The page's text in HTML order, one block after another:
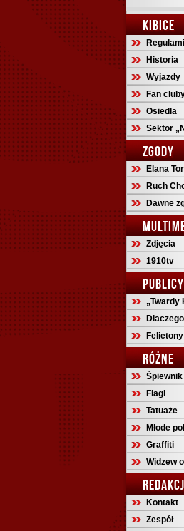
KIBICE
Historia
Wyjazdy
Fan
Osiedla
Sektor
ZGODY
Elana
Ruch
Dawne
Zdjęcia
1910tv
„Twardy
Felietony
RÓŻNE
Śpiewnik
Flagi
Tatuaże
Młode
Graffiti
Widzew
Kontakt
Zespół